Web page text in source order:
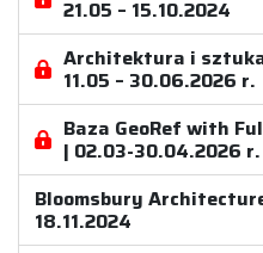
21.05 – 15.10.2024
Architektura i
11.05 – 30.06.2026 r.
Baza GeoRef with
| 02.03-30.04.2026 r.
Bloomsbury
18.11.2024